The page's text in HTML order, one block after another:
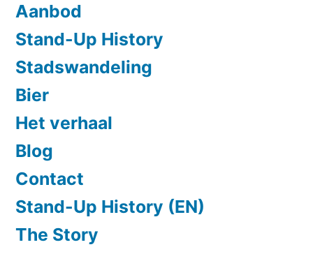
Aanbod
Stand-Up History
Stadswandeling
Bier
Het verhaal
Blog
Contact
Stand-Up History (EN)
The Story